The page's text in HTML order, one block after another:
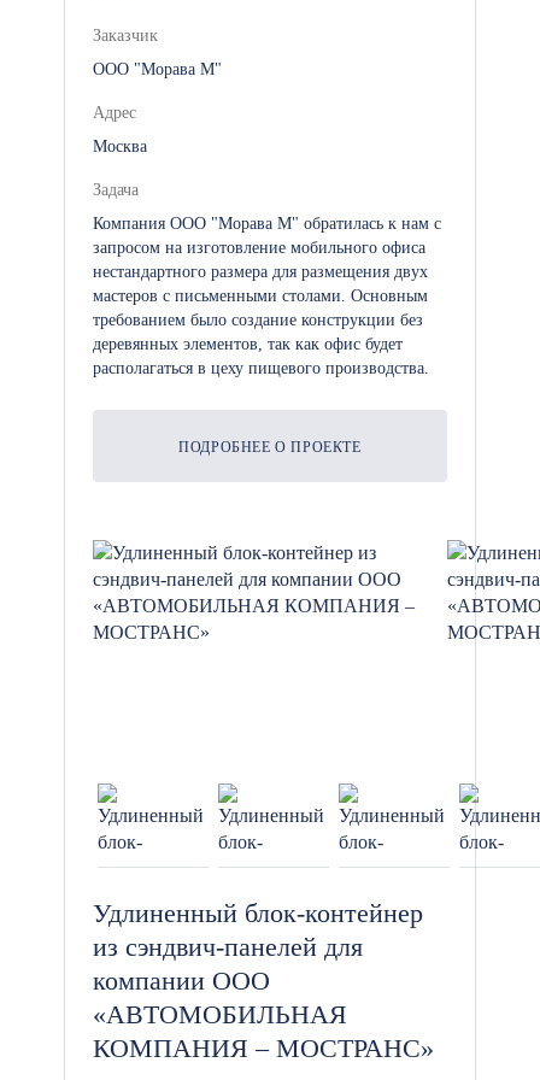
Заказчик
ООО "Морава М"
Адрес
Москва
Задача
Компания ООО "Морава М" обратилась к нам с
запросом на изготовление мобильного офиса
нестандартного размера для размещения двух
мастеров с письменными столами. Основным
требованием было создание конструкции без
деревянных элементов, так как офис будет
располагаться в цеху пищевого производства.
ПОДРОБНЕЕ О ПРОЕКТЕ
Удлиненный блок-контейнер
из сэндвич-панелей для
компании ООО
«АВТОМОБИЛЬНАЯ
КОМПАНИЯ – МОСТРАНС»